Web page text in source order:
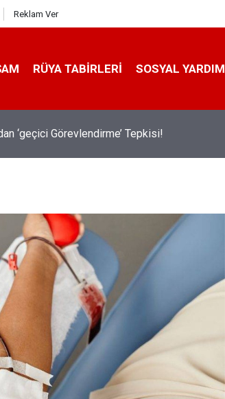
Reklam Ver
RÜYA TABIRLERI SOSYAL YARDIM
‘geçici Görevlendirme’ Tepkisi!